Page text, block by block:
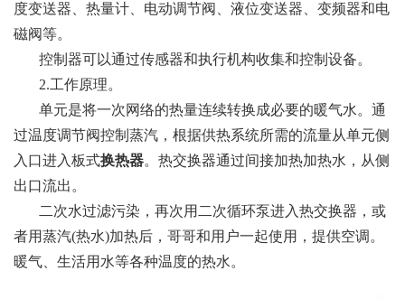
度变送器、热量计、电动调节阀、液位变送器、变频器和电
磁阀等。
控制器可以通过传感器和执行机构收集和控制设备。
2.工作原理。
单元是将一次网络的热量连续转换成必要的暖气水。通
过温度调节阀控制蒸汽，根据供热系统所需的流量从单元侧
入口进入板式换热器。热交换器通过间接加热加热水，从侧
出口流出。
二次水过滤污染，再次用二次循环泵进入热交换器，或
者用蒸汽(热水)加热后，哥哥和用户一起使用，提供空调。
暖气、生活用水等各种温度的热水。